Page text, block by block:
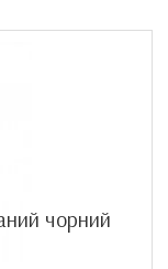
чорний